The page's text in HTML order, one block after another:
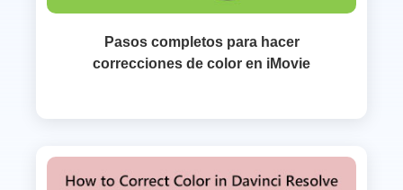
Pasos completos para hacer
correcciones de color en iMovie